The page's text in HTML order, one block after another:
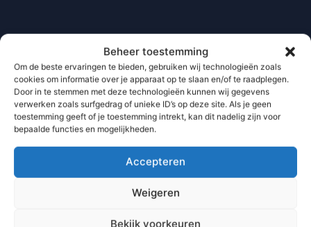
Beheer toestemming
Om de beste ervaringen te bieden, gebruiken wij technologieën zoals
cookies om informatie over je apparaat op te slaan en/of te raadplegen.
Door in te stemmen met deze technologieën kunnen wij gegevens
verwerken zoals surfgedrag of unieke ID’s op deze site. Als je geen
toestemming geeft of je toestemming intrekt, kan dit nadelig zijn voor
bepaalde functies en mogelijkheden.
Accepteren
Weigeren
Bekijk voorkeuren